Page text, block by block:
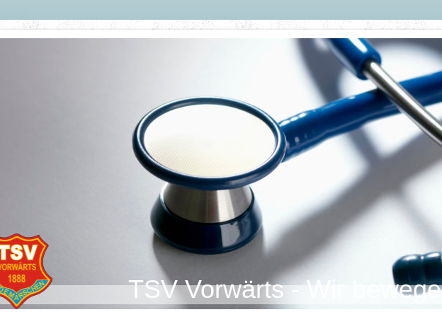
TSV Vorwärts - Wir